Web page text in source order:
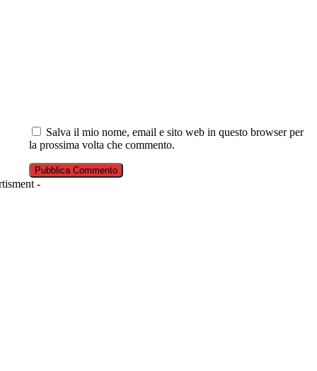
Salva il mio nome, email e sito web in questo browser per
la prossima volta che commento.
-